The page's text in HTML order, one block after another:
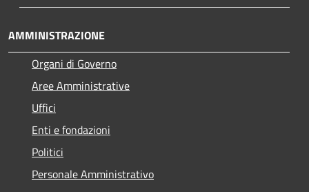
AMMINISTRAZIONE
Organi di Governo
Aree Amministrative
Uffici
Enti e fondazioni
Politici
Personale Amministrativo